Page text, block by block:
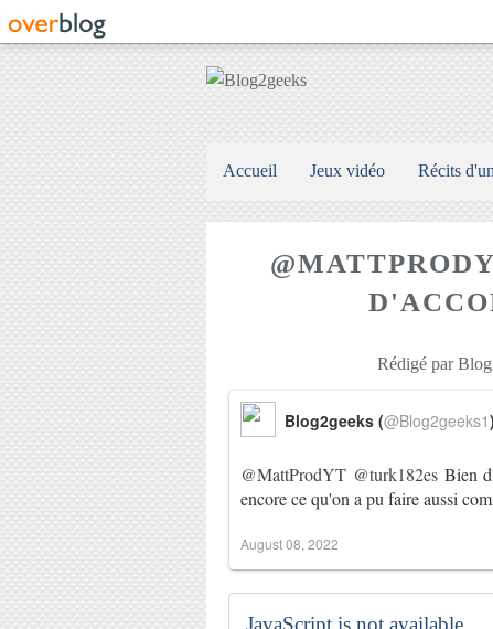
Accueil Jeux vidéo Récits
Rédigé par
@MattProdYT @turk182esBien
encore ce qu'on a pu faire aussi
Blog2geeks (@Blog2geeks1)
August 08, 2022
JavaScript is not available.